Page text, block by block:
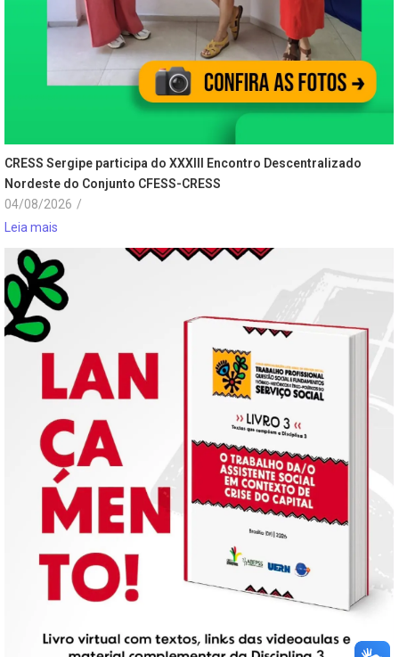
CRESS Sergipe participa do XXXIII Encontro Descentralizado
Nordeste do Conjunto CFESS-CRESS
04/08/2026 /
Leia mais